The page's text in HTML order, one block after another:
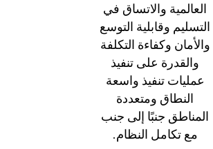
العالمية والاتساق في
التسليم وقابلية التوسع
والأمان وكفاءة التكلفة
والقدرة على تنفيذ
عمليات تنفيذ واسعة
النطاق ومتعددة
المناطق جنبًا إلى جنب
مع تكامل النظام.